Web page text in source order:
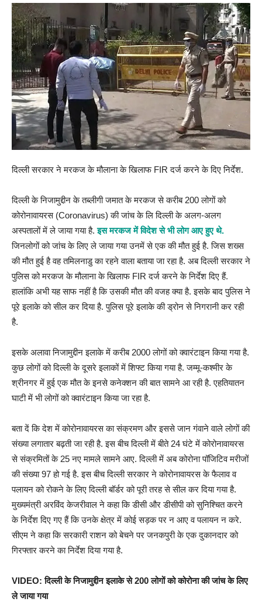
दिल्ली सरकार ने मरकज के मौलाना के खिलाफ FIR दर्ज करने के दिए निर्देश.
दिल्ली के निजामुद्दीन के तब्लीगी जमात के मरकज से करीब 200 लोगों को
कोरोनावायरस (Coronavirus) की जांच के लि दिल्ली के अलग-अलग
अस्पतालों में ले जाया गया है. इस मरकज में विदेश से भी लोग आए हुए थे.
जिनलोगों को जांच के लिए ले जाया गया उनमें से एक की मौत हुई है. जिस शख्स
की मौत हुई है वह तमिलनाडु का रहने वाला बताया जा रहा है. अब दिल्ली सरकार ने
पुलिस को मरकज के मौलाना के खिलाफ FIR दर्ज करने के निर्देश दिए हैं.
हालांकि अभी यह साफ नहीं है कि उसकी मौत की वजह क्या है. इसके बाद पुलिस ने
पूरे इलाके को सील कर दिया है. पुलिस पूरे इलाके की ड्रोन से निगरानी कर रही
है.
इसके अलावा निजामुद्दीन इलाके में करीब 2000 लोगों को क्वारंटाइन किया गया है.
कुछ लोगों को दिल्ली के दूसरे इलाकों में शिफ्ट किया गया है. जम्मू-कश्मीर के
श्रीनगर में हुई एक मौत के इनसे कनेक्शन की बात सामने आ रही है. एहतियातन
घाटी में भी लोगों को क्वारंटाइन किया जा रहा है.
बता दें कि देश में कोरोनावायरस का संक्रमण और इससे जान गंवाने वाले लोगों की
संख्या लगातार बढ़ती जा रही है. इस बीच दिल्ली में बीते 24 घंटे में कोरोनावायरस
से संक्रमितों के 25 नए मामले सामने आए. दिल्ली में अब कोरोना पॉजिटिव मरीजों
की संख्या 97 हो गई है. इस बीच दिल्ली सरकार ने कोरोनावायरस के फैलाव व
पलायन को रोकने के लिए दिल्ली बॉर्डर को पूरी तरह से सील कर दिया गया है.
मुख्यमंत्री अरविंद केजरीवाल ने कहा कि डीसी और डीसीपी को सुनिश्चित करने
के निर्देश दिए गए हैं कि उनके क्षेत्र में कोई सड़क पर न आए व पलायन न करे.
सीएम ने कहा कि सरकारी राशन को बेचने पर जनकपुरी के एक दुकानदार को
गिरफ्तार करने का निर्देश दिया गया है.
VIDEO: दिल्ली के निजामुद्दीन इलाके से 200 लोगों को कोरोना की जांच के लिए
ले जाया गया